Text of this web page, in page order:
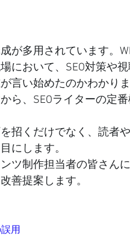
が多用されています。
において、SEO対策や
言い始めたのかわかり
ら、SEOライターの定
招くだけでなく、読者
にします。
ツ制作担当者の皆さん
善提案します。
用